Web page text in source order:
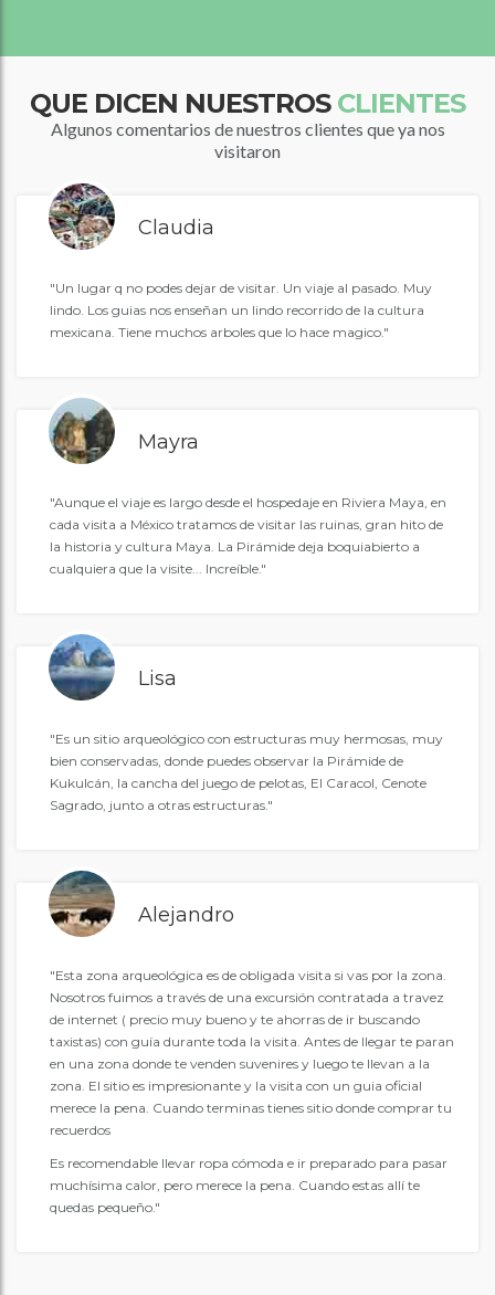
QUE DICEN NUESTROS CLIENTES
Algunos comentarios de nuestros clientes que ya nos
visitaron
Claudia
"Un lugar q no podes dejar de visitar. Un viaje al pasado. Muy
lindo. Los guias nos enseñan un lindo recorrido de la cultura
mexicana. Tiene muchos arboles que lo hace magico."
Mayra
"Aunque el viaje es largo desde el hospedaje en Riviera Maya, en
cada visita a México tratamos de visitar las ruinas, gran hito de
la historia y cultura Maya. La Pirámide deja boquiabierto a
cualquiera que la visite... Increíble."
Lisa
"Es un sitio arqueológico con estructuras muy hermosas, muy
bien conservadas, donde puedes observar la Pirámide de
Kukulcán, la cancha del juego de pelotas, El Caracol, Cenote
Sagrado, junto a otras estructuras."
Alejandro
"Esta zona arqueológica es de obligada visita si vas por la zona.
Nosotros fuimos a través de una excursión contratada a travez
de internet ( precio muy bueno y te ahorras de ir buscando
taxistas) con guía durante toda la visita. Antes de llegar te paran
en una zona donde te venden suvenires y luego te llevan a la
zona. El sitio es impresionante y la visita con un guia oficial
merece la pena. Cuando terminas tienes sitio donde comprar tu
recuerdos
Es recomendable llevar ropa cómoda e ir preparado para pasar
muchísima calor, pero merece la pena. Cuando estas allí te
quedas pequeño."